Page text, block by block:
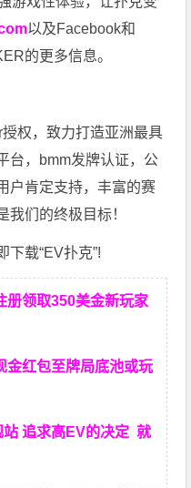
以及Facebook和
的更多信息。
权，致力打造亚洲最具
台，bmm发牌认证，公
户肯定支持，丰富的赛
我们的终极目标！
下载“EV扑克”!
册领取350美金新玩家
金红包至牌局底池或玩
站 追求高EV的决定就